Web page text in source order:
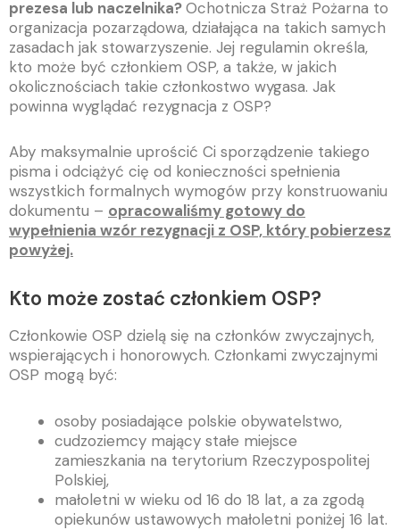
prezesa lub naczelnika?Ochotnicza Straż Pożarna to
organizacja pozarządowa, działająca na takich samych
zasadach jak stowarzyszenie. Jej regulamin określa,
kto może być członkiem OSP, a także, w jakich
okolicznościach takie członkostwo wygasa. Jak
powinna wyglądać rezygnacja z OSP?
Aby maksymalnie uprościć Ci sporządzenie takiego
pisma i odciążyć cię od konieczności spełnienia
wszystkich formalnych wymogów przy konstruowaniu
dokumentu – opracowaliśmy gotowy do
wypełnienia wzór rezygnacji z OSP, który pobierzesz
powyżej.
Kto może zostać członkiem OSP?
Członkowie OSP dzielą się na członków zwyczajnych,
wspierających i honorowych. Członkami zwyczajnymi
OSP mogą być:
osoby posiadające polskie obywatelstwo,
cudzoziemcy mający stałe miejsce
zamieszkania na terytorium Rzeczypospolitej
Polskiej,
małoletni w wieku od 16 do 18 lat, a za zgodą
opiekunów ustawowych małoletni poniżej 16 lat.